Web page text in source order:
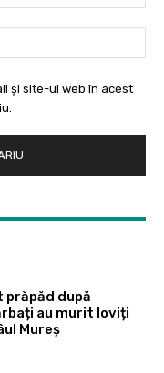
și site-ul web în acest
prăpăd după
au murit loviți
Mureș